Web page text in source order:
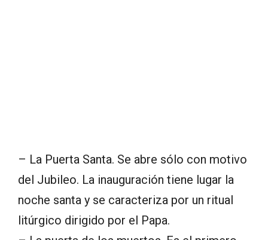
– La Puerta Santa. Se abre sólo con motivo
del Jubileo. La inauguración tiene lugar la
noche santa y se caracteriza por un ritual
litúrgico dirigido por el Papa.